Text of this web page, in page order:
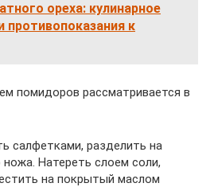
ореха: кулинарное
противопоказания к
помидоров рассматривается в
салфетками, разделить на
Натереть слоем соли,
на покрытый маслом